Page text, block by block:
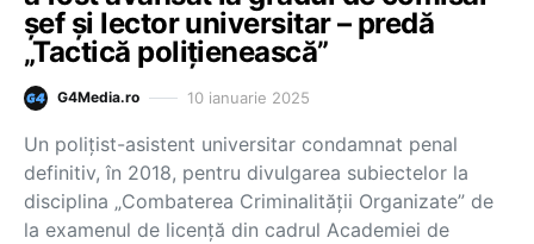
șef și lector universitar – predă
„Tactică polițienească”
G4Media.ro 10 ianuarie 2025
Un polițist-asistent universitar condamnat penal
definitiv, în 2018, pentru divulgarea subiectelor la
disciplina „Combaterea Criminalității Organizate” de
la examenul de licență din cadrul Academiei de